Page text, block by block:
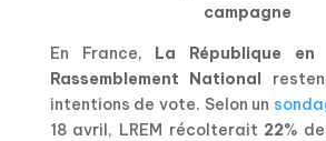
campagne
En France, La République en
Rassemblement National
intentions de vote. Selon un
18 avril, LREM récolterait 22%